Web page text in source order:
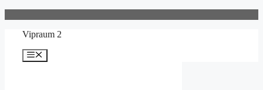
springenVipraum 2
Menü